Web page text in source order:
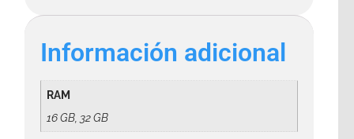
Información adicional
RAM
16 GB, 32 GB